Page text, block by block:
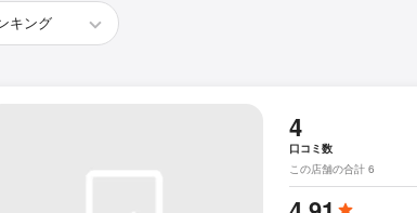
4
口コミ数
この店舗の合計 6